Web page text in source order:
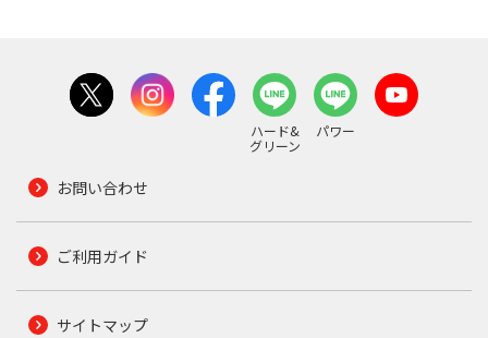
ハード&
グリーン
パワー
お問い合わせ
ご利用ガイド
サイトマップ